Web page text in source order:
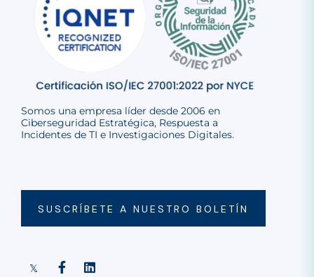
Somos una empresa líder desde 2006 en
Ciberseguridad Estratégica, Respuesta a
Incidentes de TI e Investigaciones Digitales.
SUSCRÍBETE A NUESTRO BOLETÍN